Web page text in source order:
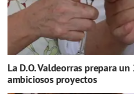
La D.O. Valdeorras prepara
ambiciosos proyectos